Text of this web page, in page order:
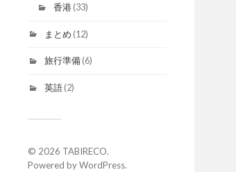
香港(33)
まとめ (12)
旅行準備(6)
英語(2)
© 2026 TABIRECO.
Powered byWordPress.